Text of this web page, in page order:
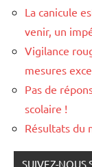
La canicule
venir, un
Vigilance
mesures
Pas de
scolaire !
Résultats du
SUIVEZ-NOUS